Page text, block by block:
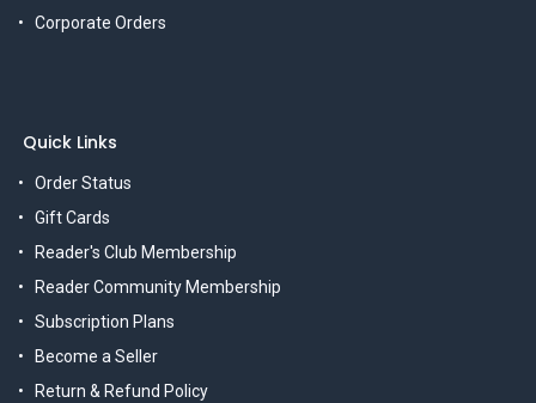
Corporate Orders
Quick Links
Order Status
Gift Cards
Reader's Club Membership
Reader Community Membership
Subscription Plans
Become a Seller
Return & Refund Policy